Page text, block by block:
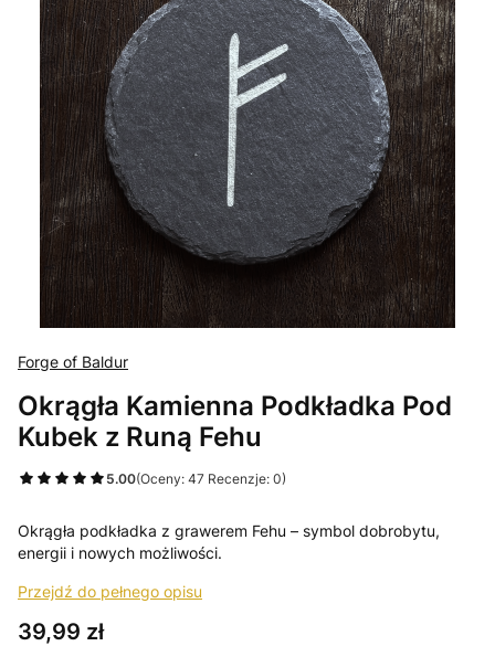
Forge of Baldur
Okrągła Kamienna Podkładka Pod
Kubek z Runą Fehu
5.00(Oceny: 47 Recenzje: 0)
Okrągła podkładka z grawerem Fehu – symbol dobrobytu,
energii i nowych możliwości.
Przejdź do pełnego opisu
Cena
39,99 zł